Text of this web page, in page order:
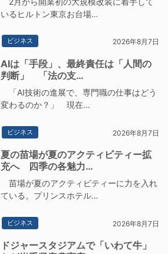
いるヒルトン東京お台場…
ビジネス 2026年8月7日
AIは「手段」、最終責任は「人間の
判断」 「法の支…
「AI技術の進展で、専門職の仕事はどう
変わるのか？」 現在…
ビジネス 2026年8月7日
夏の苗場が夏のアクティビティー拡
充へ 四季の各魅力…
苗場が夏のアクティビティーに力を入れ
ている。プリンスホテル…
ビジネス 2026年8月7日
ドジャースタジアムで「いわて牛」